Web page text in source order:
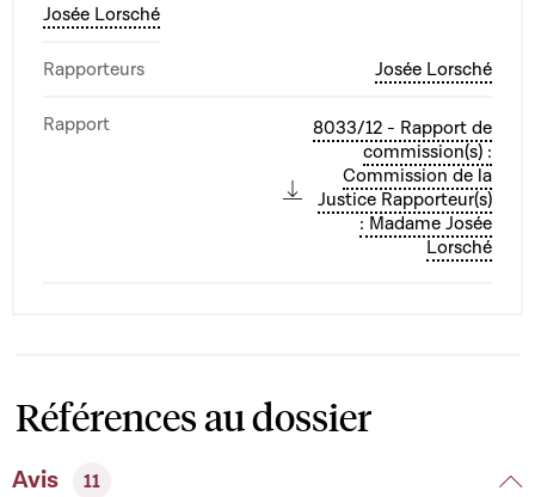
Josée Lorsché
Rapporteurs Josée Lorsché
Rapport
8033/12 - Rapport de
commission(s) :
Commission de la
Justice Rapporteur(s)
: Madame Josée
Lorsché
Références au dossier
Avis 11